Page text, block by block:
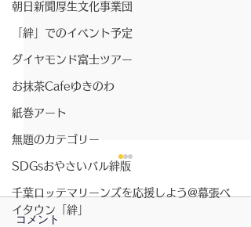
朝日新聞厚生文化事業団
「絆」でのイベント予定
ダイヤモンド富士ツアー
お抹茶Cafeゆきのわ
紙巻アート
無題のカテゴリー
SDGsおやさいバル絆版
千葉ロッテマリーンズを応援しよう@幕張ベ
イタウン「絆」
コメント